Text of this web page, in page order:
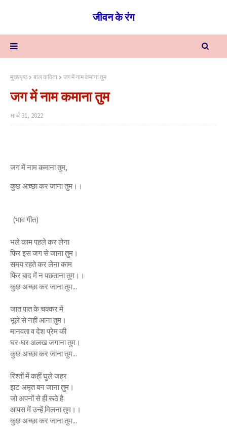
जीवन के रंग
मुख्यपृष्ठ बाल कविता जग में नाम कमाना तुम
जग में नाम कमाना तुम
मार्च 31, 2022
जग में नाम कमाना तुम,
कुछ अच्छा कर जाना तुम।।
(भाव गीत)
भले काम पहले कर लेना
फिर इस जग से जाना तुम।
समय रहते कर लेना काम
फिर बाद में न पछताना तुम।।
कुछ अच्छा कर जाना तुम...
जात पात के चक्कर में
भूले से नहीं आना तुम।
मानवता व देश प्रेम की
घर-घर अलख जगाना तुम।
कुछ अच्छा कर जाना तुम...
रिश्तों में कहीं घुले जहर
झट अमृत बन जाना तुम।
जो अपनों से ही रूठे है
आपस में उन्हें मिलना तुम।।
कुछ अच्छा कर जाना तुम...